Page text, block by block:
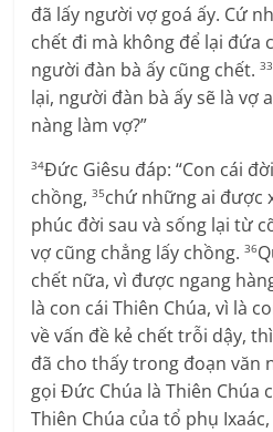
đã lấy người vợ goá ấy. Cứ
chết đi mà không để lại đứa
người đàn bà ấy cũng chết.33
lại, người đàn bà ấy sẽ là vợ
nàng làm vợ?”
34Đức Giêsu đáp: “Con cái
chồng,35chứ những ai được
phúc đời sau và sống lại từ
vợ cũng chẳng lấy chồng.36
chết nữa, vì được ngang
là con cái Thiên Chúa, vì là
về vấn đề kẻ chết trỗi dậy,
đã cho thấy trong đoạn văn
gọi Đức Chúa là Thiên Chúa
Thiên Chúa của tổ phụ